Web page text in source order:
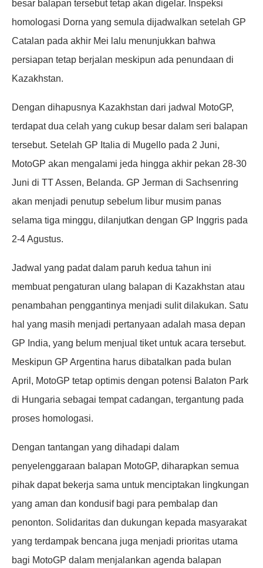
besar balapan tersebut tetap akan digelar. Inspeksi
homologasi Dorna yang semula dijadwalkan setelah GP
Catalan pada akhir Mei lalu menunjukkan bahwa
persiapan tetap berjalan meskipun ada penundaan di
Kazakhstan.
Dengan dihapusnya Kazakhstan dari jadwal MotoGP,
terdapat dua celah yang cukup besar dalam seri balapan
tersebut. Setelah GP Italia di Mugello pada 2 Juni,
MotoGP akan mengalami jeda hingga akhir pekan 28-30
Juni di TT Assen, Belanda. GP Jerman di Sachsenring
akan menjadi penutup sebelum libur musim panas
selama tiga minggu, dilanjutkan dengan GP Inggris pada
2-4 Agustus.
Jadwal yang padat dalam paruh kedua tahun ini
membuat pengaturan ulang balapan di Kazakhstan atau
penambahan penggantinya menjadi sulit dilakukan. Satu
hal yang masih menjadi pertanyaan adalah masa depan
GP India, yang belum menjual tiket untuk acara tersebut.
Meskipun GP Argentina harus dibatalkan pada bulan
April, MotoGP tetap optimis dengan potensi Balaton Park
di Hungaria sebagai tempat cadangan, tergantung pada
proses homologasi.
Dengan tantangan yang dihadapi dalam
penyelenggaraan balapan MotoGP, diharapkan semua
pihak dapat bekerja sama untuk menciptakan lingkungan
yang aman dan kondusif bagi para pembalap dan
penonton. Solidaritas dan dukungan kepada masyarakat
yang terdampak bencana juga menjadi prioritas utama
bagi MotoGP dalam menjalankan agenda balapan